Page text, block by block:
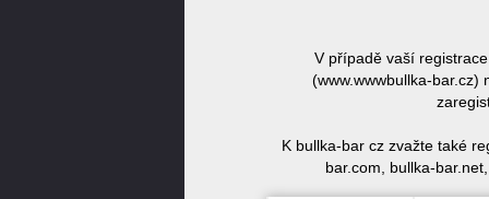
V případě vaší
(www.wwwbullka-bar.cz)
K bullka-bar cz zvažte také
bar.com, bullka-